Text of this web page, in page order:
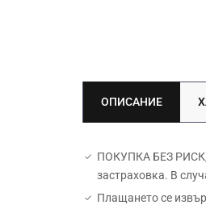
ОПИСАНИЕ
ПОКУПКА БЕЗ РИСК,
застраховка. В
Плащането се